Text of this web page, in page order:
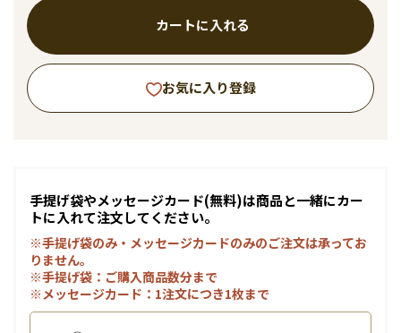
カートに入れる
お気に入り登録
手提げ袋やメッセージカード(無料)は商品と一緒にカー
トに入れて注文してください。
※手提げ袋のみ・メッセージカードのみのご注文は承ってお
りません。
※手提げ袋：ご購入商品数分まで
※メッセージカード：1注文につき1枚まで